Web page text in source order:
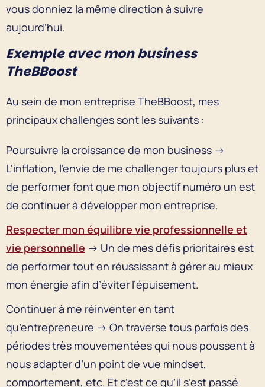
vous donniez la même direction à suivre
aujourd’hui.
Exemple avec mon business
TheBBoost
Au sein de mon entreprise TheBBoost, mes
principaux challenges sont les suivants :
Poursuivre la croissance de mon business →
L’inflation, l’envie de me challenger toujours plus et
de performer font que mon objectif numéro un est
de continuer à développer mon entreprise.
Respecter mon équilibre vie professionnelle et
vie personnelle → Un de mes défis prioritaires est
de performer tout en réussissant à gérer au mieux
mon énergie afin d’éviter l’épuisement.
Continuer à me réinventer en tant
qu’entrepreneure → On traverse tous parfois des
périodes très mouvementées qui nous poussent à
nous adapter d’un point de vue mindset,
comportement, etc. Et c’est ce qu’il s’est passé